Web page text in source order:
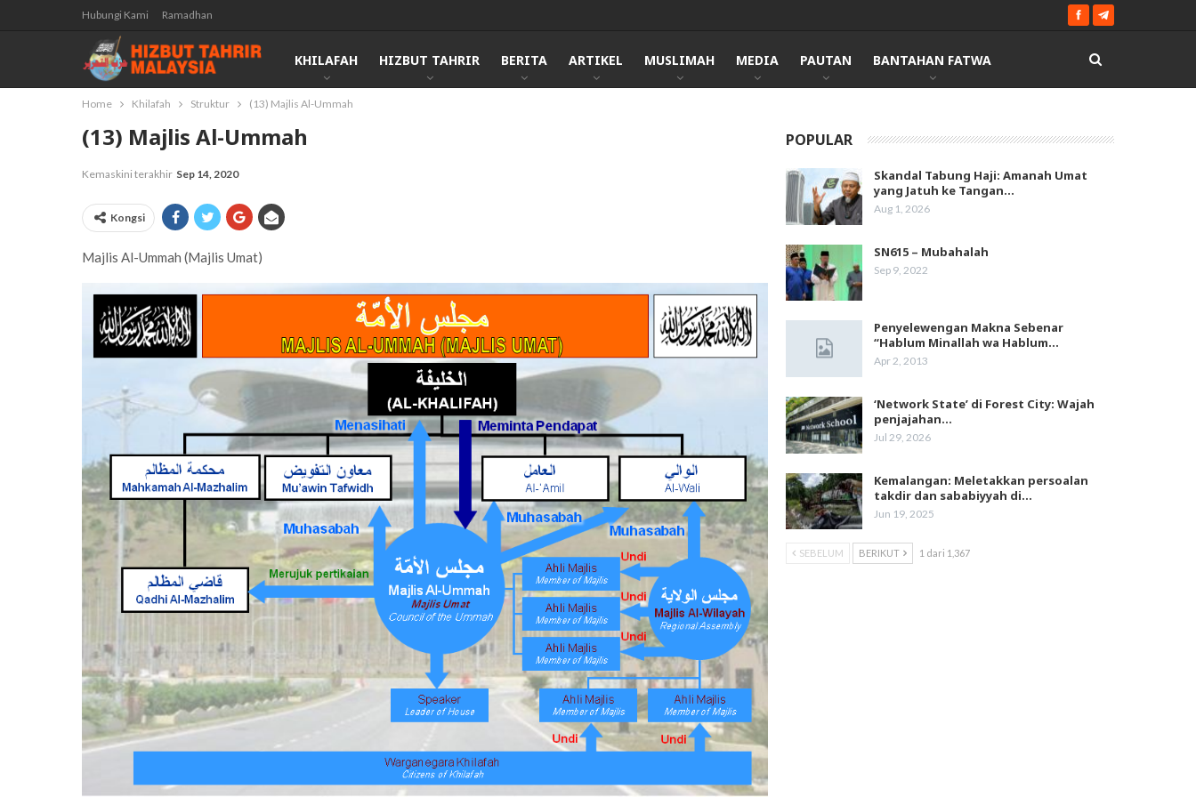
Hubungi Kami Ramadhan
KHILAFAH HIZBUT TAHRIR BERITA ARTIKEL MUSLIMAH MEDIA PAUTAN BANTAHAN FATWA
Home Khilafah Struktur (13) Majlis Al-Ummah
(13) Majlis Al-Ummah
Kemaskini terakhir Sep 14, 2020
Kongsi
Majlis Al-Ummah (Majlis Umat)
POPULAR
Skandal Tabung Haji: Amanah Umat
yang Jatuh ke Tangan…
Aug 1, 2026
SN615 – Mubahalah
Sep 9, 2022
Penyelewengan Makna Sebenar
“Hablum Minallah wa Hablum…
Apr 2, 2013
‘Network State’ di Forest City: Wajah
penjajahan…
Jul 29, 2026
Kemalangan: Meletakkan persoalan
takdir dan sababiyyah di…
Jun 19, 2025
SEBELUM BERIKUT 1 dari 1,367